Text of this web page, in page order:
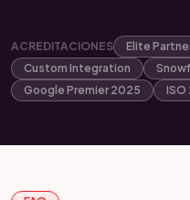
ACREDITACIONES Elite
Custom Integration
Google Premier 2025
ISO